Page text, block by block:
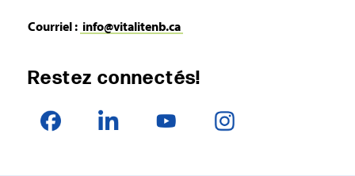
Courriel : info@vitalitenb.ca
Restez connectés!